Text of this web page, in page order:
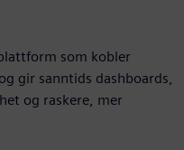
som kobler
gir sanntids dashboards,
og raskere, mer